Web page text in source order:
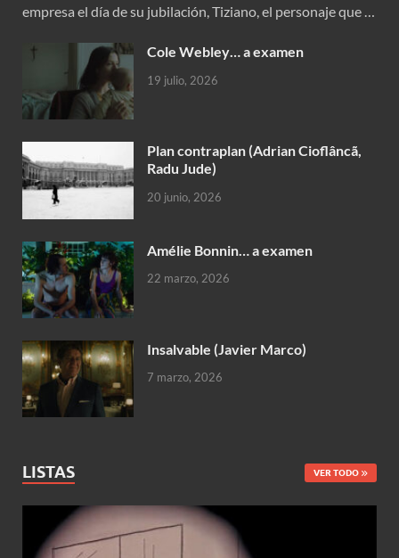
empresa el día de su jubilación, Tiziano, el personaje que …
Cole Webley… a examen
19 julio, 2026
Plan contraplan (Adrian Cioflâncã,
Radu Jude)
20 junio, 2026
Amélie Bonnin… a examen
22 marzo, 2026
Insalvable (Javier Marco)
7 marzo, 2026
LISTAS VER TODO